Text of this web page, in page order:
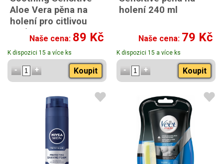
Aloe Vera pěna na
holení pro citlivou
pleť 250 ml
Naše cena: 89 Kč
K dispozici 15 a více ks
Koupit
holení 240 ml
Naše cena: 79 Kč
K dispozici 15 a více ks
Koupit